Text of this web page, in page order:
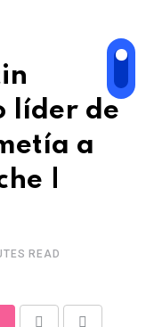
líder de
a
|
READ